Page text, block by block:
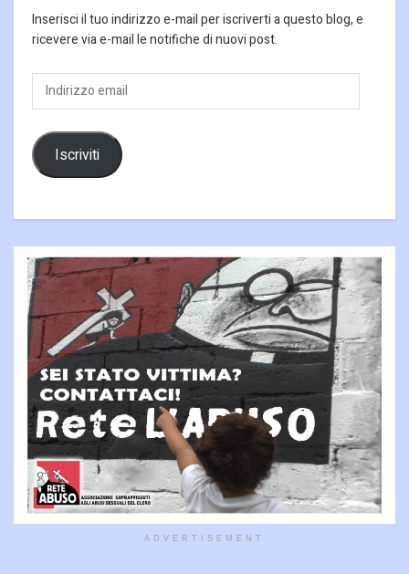
Inserisci il tuo indirizzo e-mail per iscriverti a questo blog, e
ricevere via e-mail le notifiche di nuovi post.
Indirizzo
email
Iscriviti
ADVERTISEMENT